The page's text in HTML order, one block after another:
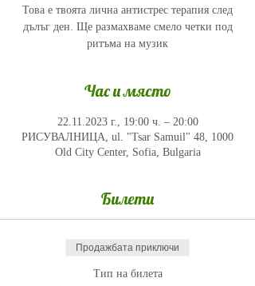
Това е твоята лична антистрес терапия след
дълъг ден. Ще размахваме смело четки под
ритъма на музик
Час и място
22.11.2023 г., 19:00 ч. – 20:00
РИСУВАЛНИЦА, ul. "Tsar Samuil" 48, 1000
Old City Center, Sofia, Bulgaria
Билети
Продажбата приключи
Тип на билета